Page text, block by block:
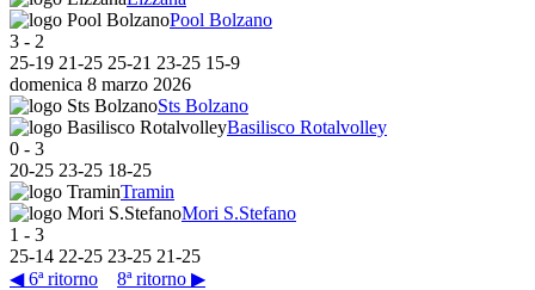
Pool Bolzano
3 - 2
25-19 21-25 25-21 23-25 15-9
domenica 8 marzo 2026
Sts Bolzano
Basilisco Rotalvolley
0 - 3
20-25 23-25 18-25
Tramin
Mori S.Stefano
1 - 3
25-14 22-25 23-25 21-25
◀ 6ª ritorno
8ª ritorno ▶